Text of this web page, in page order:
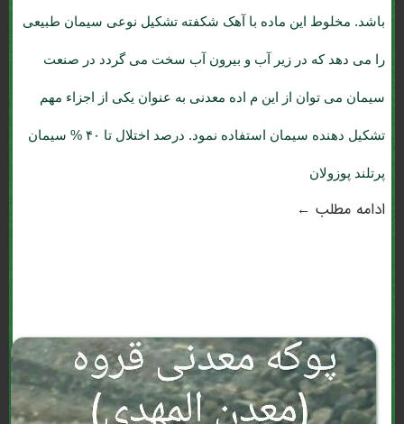
باشد. مخلوط این ماده با آهک شکفته تشکیل نوعی سیمان طبیعی
را می دهد که در زیر آب و بیرون آب سخت می گردد در صنعت
سیمان می توان از این م اده معدنی به عنوان یکی از اجزاء مهم
تشکیل دهنده سیمان استفاده نمود. درصد اختلال تا ۴۰ % سیمان
پرتلند پوزولان
ادامه مطلب ←